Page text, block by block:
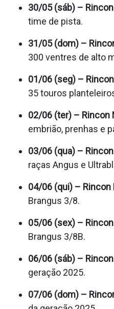
30/05 (sáb) –
time de pista.
31/05 (dom) –
300 ventres de alto
01/06 (seg) –
35 touros
02/06 (ter) – Rincon
embrião, prenhas e
03/06 (qua) –
raças Angus e
04/06 (qui) – Rincon
Brangus 3/8.
05/06 (sex) –
Brangus 3/8B.
06/06 (sáb) –
geração 2025.
07/06 (dom) –